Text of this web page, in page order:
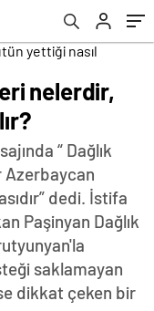
nelerdir,
“ Dağlık
Azerbaycan
dedi. İstifa
Paşinyan Dağlık
saklamayan
dikkat çeken bir